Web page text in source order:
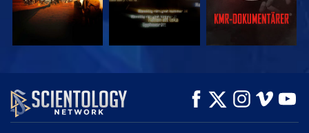
TITTA
UTFORSKA
SERIEN